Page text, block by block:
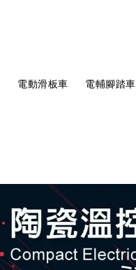
電動滑板車 電輔腳踏車